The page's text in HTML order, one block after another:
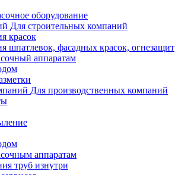
оборудование
Для строительных компаний
красок
шпатлевок, фасадных красок, огнезащит
аппаратам
Для производственных компаний
аппаратам
труб изнутри